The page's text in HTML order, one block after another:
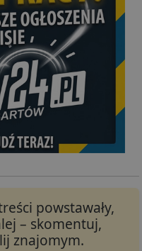
powstawały,
– skomentuj,
znajomym.